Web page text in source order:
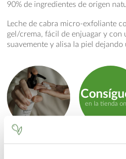
90% de ingredientes de origen
Leche de cabra micro-exfoliante
gel/crema, fácil de enjuagar y con
suavemente y alisa la piel
en la tienda